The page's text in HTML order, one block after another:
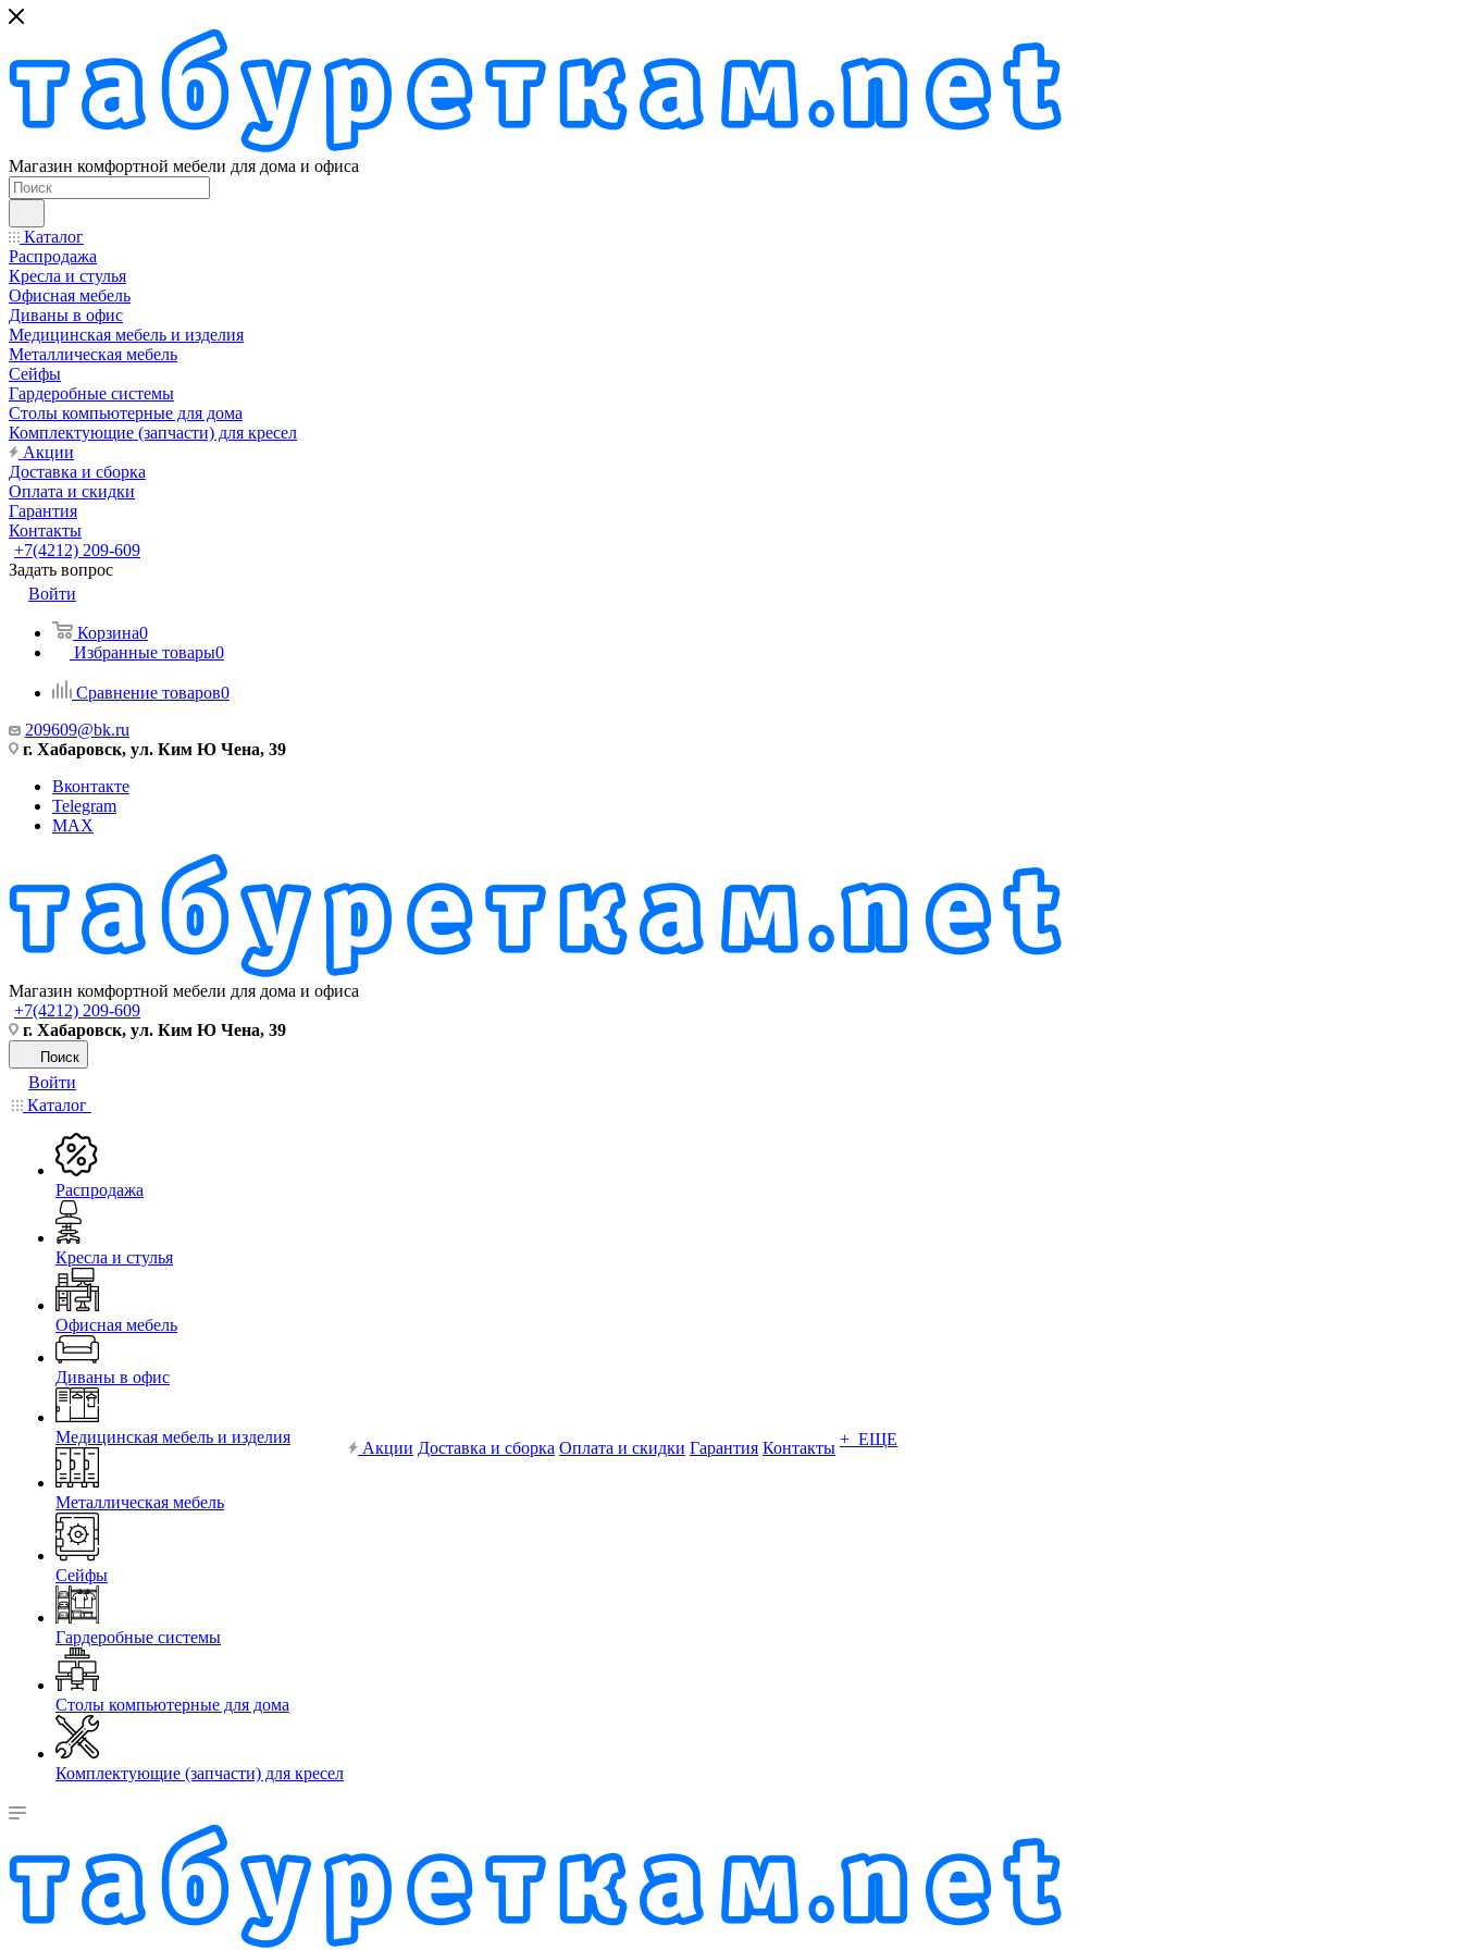
Магазин комфортной мебели для дома и офиса
Каталог
Распродажа
Кресла и стулья
Офисная мебель
Диваны в офис
Медицинская мебель и изделия
Металлическая мебель
Сейфы
Гардеробные системы
Столы компьютерные для дома
Комплектующие (запчасти) для кресел
Акции
Доставка и сборка
Оплата и скидки
Гарантия
Контакты
+7(4212) 209-609
Задать вопрос
Войти
Корзина0
Избранные товары0
Сравнение товаров0
209609@bk.ru
г. Хабаровск, ул. Ким Ю Чена, 39
Вконтакте
Telegram
MAX
Магазин комфортной мебели для дома и офиса
+7(4212) 209-609
г. Хабаровск, ул. Ким Ю Чена, 39
Поиск
Войти
Каталог
Распродажа
Кресла и стулья
Офисная мебель
Диваны в офис
Медицинская мебель и изделия
Металлическая мебель
Сейфы
Гардеробные системы
Столы компьютерные для дома
Комплектующие (запчасти) для кресел
Акции Доставка и сборка Оплата и скидки Гарантия Контакты + ЕЩЕ